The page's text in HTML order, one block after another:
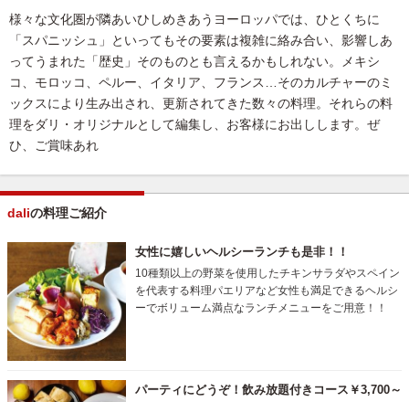
様々な文化圏が隣あいひしめきあうヨーロッパでは、ひとくちに
「スパニッシュ」といってもその要素は複雑に絡み合い、影響しあ
ってうまれた「歴史」そのものとも言えるかもしれない。メキシ
コ、モロッコ、ペルー、イタリア、フランス…そのカルチャーのミ
ックスにより生み出され、更新されてきた数々の料理。それらの料
理をダリ・オリジナルとして編集し、お客様にお出しします。ぜ
ひ、ご賞味あれ
daliの料理ご紹介
女性に嬉しいヘルシーランチも是非！！
10種類以上の野菜を使用したチキンサラダやスペイン
を代表する料理パエリアなど女性も満足できるヘルシ
ーでボリューム満点なランチメニューをご用意！！
パーティにどうぞ！飲み放題付きコース￥3,700～